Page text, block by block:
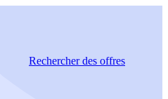
Rechercherdes offres